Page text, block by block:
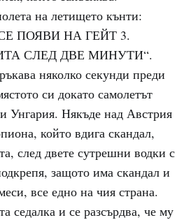
на летището кънти:
ПОЯВИ НА ГЕЙТ 3.
СЛЕД ДВЕ МИНУТИ“.
няколко секунди преди
си докато самолетът
Унгария. Някъде над Австрия
който вдига скандал,
след двете сутрешни водки с
защото има скандал и
все едно на чия страна.
седалка и се разсърдва, че му